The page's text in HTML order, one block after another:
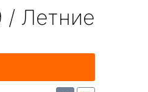
/ Летние